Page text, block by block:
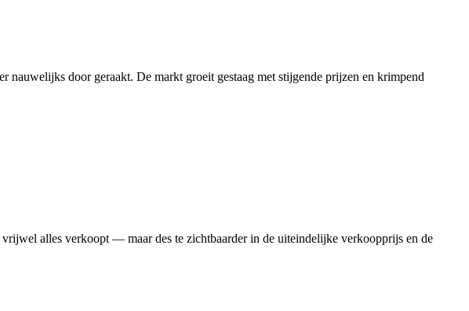
nauwelijks door geraakt. De markt groeit gestaag met stijgende prijzen en krimpend
alles verkoopt — maar des te zichtbaarder in de uiteindelijke verkoopprijs en de